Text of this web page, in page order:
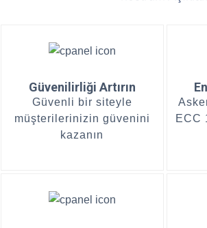
Güvenilirliği Artırın
Güvenli bir siteyle
müşterilerinizin güvenini
kazanın
ECC